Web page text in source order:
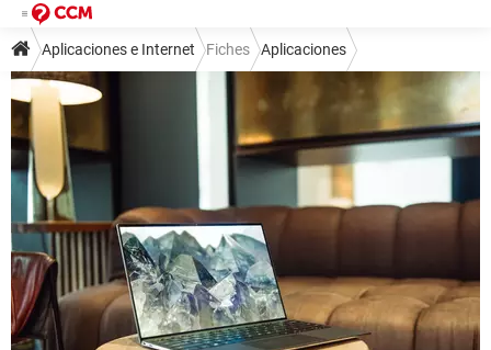
Aplicaciones e Internet Fiches Aplicaciones